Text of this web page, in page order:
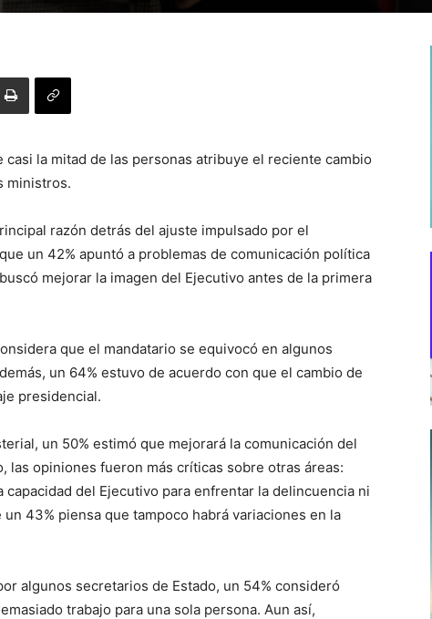
la mitad de las personas atribuye el reciente cambio
ministros.
razón detrás del ajuste impulsado por el
un 42% apuntó a problemas de comunicación política
mejorar la imagen del Ejecutivo antes de la primera
que el mandatario se equivocó en algunos
un 64% estuvo de acuerdo con que el cambio de
presidencial.
un 50% estimó que mejorará la comunicación del
las opiniones fueron más críticas sobre otras áreas:
del Ejecutivo para enfrentar la delincuencia ni
43% piensa que tampoco habrá variaciones en la
algunos secretarios de Estado, un 54% consideró
trabajo para una sola persona. Aun así,